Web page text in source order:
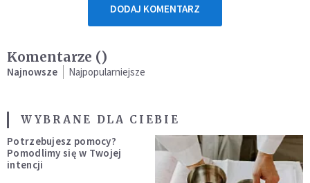
DODAJ KOMENTARZ
Komentarze ()
Najnowsze Najpopularniejsze
WYBRANE DLA CIEBIE
Potrzebujesz pomocy?
Pomodlimy się w Twojej
intencji